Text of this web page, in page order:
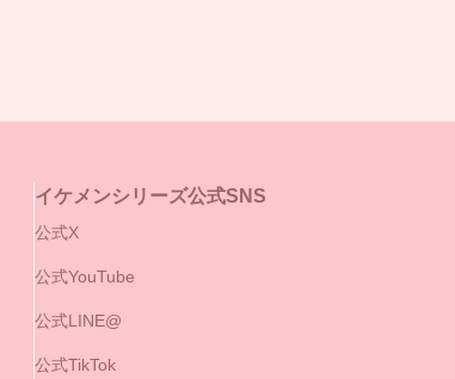
イケメンシリーズ公式SNS
公式X
公式YouTube
公式LINE@
公式TikTok